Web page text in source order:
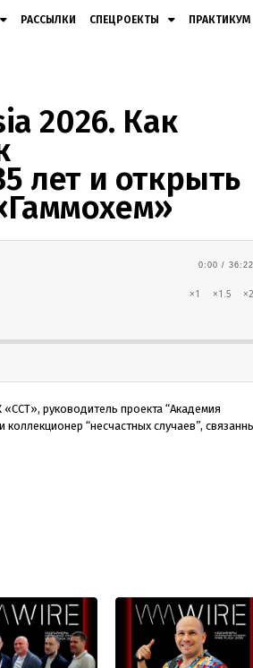
РАССЫЛКИ СПЕЦРОЕКТЫ
ПРАКТИКУМ
2026. Как
лет и открыть
0:00 / 36:22
×1 ×1.5 ×2
руководитель проекта “Академия
“несчастных случаев”,